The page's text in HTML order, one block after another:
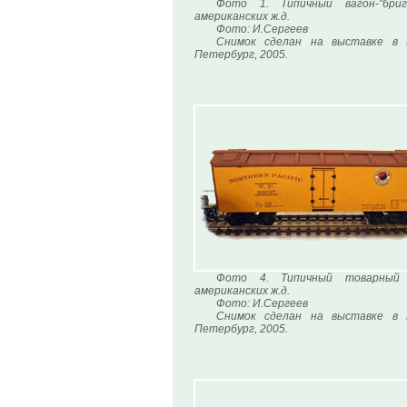
Фото 1. Типичный вагон-
американских ж.д.
Фото: И.Сергеев
Снимок сделан на выставке в
Петербург, 2005.
Фото 4. Типичный товарный
американских ж.д.
Фото: И.Сергеев
Снимок сделан на выставке в
Петербург, 2005.